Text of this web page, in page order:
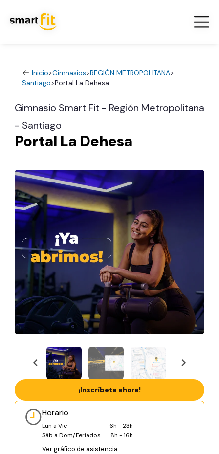
Inicio>Gimnasios>REGIÓN METROPOLITANA>
Santiago>Portal La Dehesa
Gimnasio Smart Fit - Región Metropolitana
- Santiago
Portal La Dehesa
Horario
Lun a Vie
6h - 23h
Sáb a Dom/Feriados
8h - 16h
Ver gráfico de asistencia
¡Inscríbete ahora!